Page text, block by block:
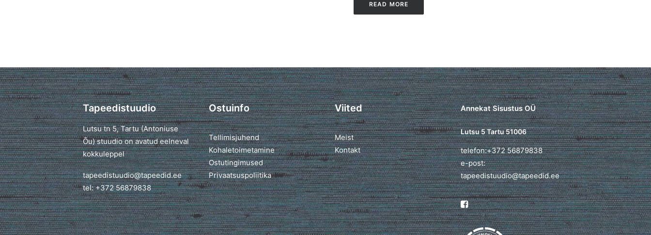
READ MORE
Tapeedistuudio
Lutsu tn 5, Tartu (Antoniuse
Õu) stuudio on avatud eelneval
kokkuleppel
tapeedistuudio@tapeedid.ee
tel: +372 56879838
Ostuinfo
Tellimisjuhend
Kohaletoimetamine
Ostutingimused
Privaatsuspoliitika
Viited
Meist
Kontakt
Annekat Sisustus OÜ
Lutsu 5 Tartu 51006
telefon:+372 56879838
e-post:
tapeedistuudio@tapeedid.ee